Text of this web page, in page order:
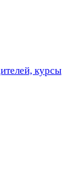
курсы